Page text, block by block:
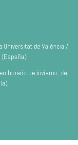
Universitat de València /
(España)
horario de invierno; de